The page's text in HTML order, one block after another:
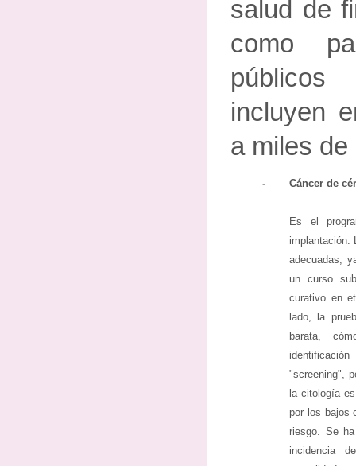
salud de
como
incluyen
a miles
- Cáncer de
Es el
implantación.
adecuadas,
un curso
curativo en
lado, la
barata,
"screening",
la citología
por los bajos
riesgo. Se
incidencia